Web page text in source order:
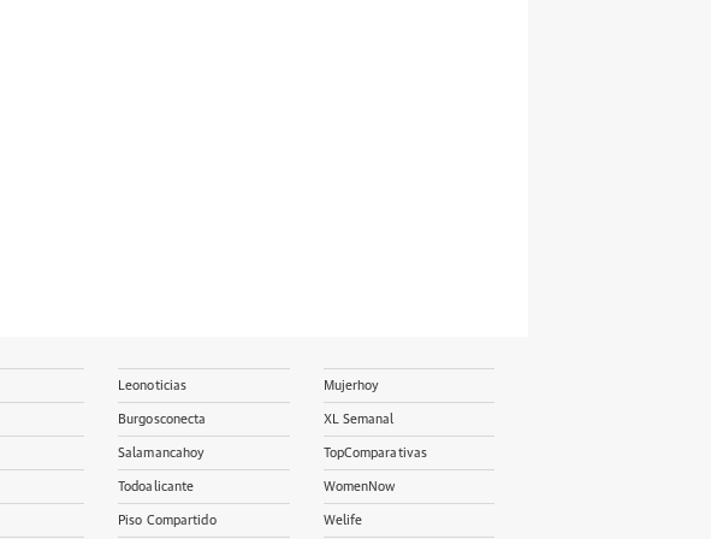
Leonoticias
Burgosconecta
Salamancahoy
Todoalicante
Piso Compartido
Mujerhoy
XL Semanal
TopComparativas
WomenNow
Welife